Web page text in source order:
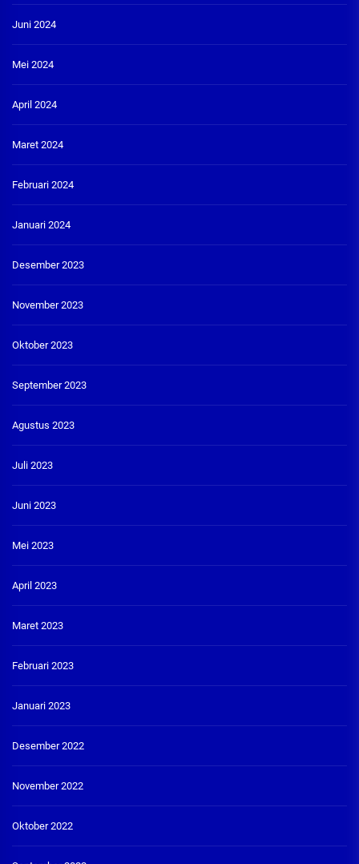
Juni 2024
Mei 2024
April 2024
Maret 2024
Februari 2024
Januari 2024
Desember 2023
November 2023
Oktober 2023
September 2023
Agustus 2023
Juli 2023
Juni 2023
Mei 2023
April 2023
Maret 2023
Februari 2023
Januari 2023
Desember 2022
November 2022
Oktober 2022